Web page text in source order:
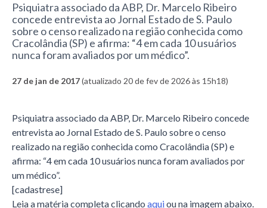
Psiquiatra associado da ABP, Dr. Marcelo Ribeiro
concede entrevista ao Jornal Estado de S. Paulo
sobre o censo realizado na região conhecida como
Cracolândia (SP) e afirma: “4 em cada 10 usuários
nunca foram avaliados por um médico”.
27 de jan de 2017(atualizado 20 de fev de 2026 às 15h18)
Psiquiatra associado da ABP, Dr. Marcelo Ribeiro concede
entrevista ao Jornal Estado de S. Paulo sobre o censo
realizado na região conhecida como Cracolândia (SP) e
afirma: “4 em cada 10 usuários nunca foram avaliados por
um médico”.
[cadastrese]
Leia a matéria completa clicando aquiou na imagem abaixo.